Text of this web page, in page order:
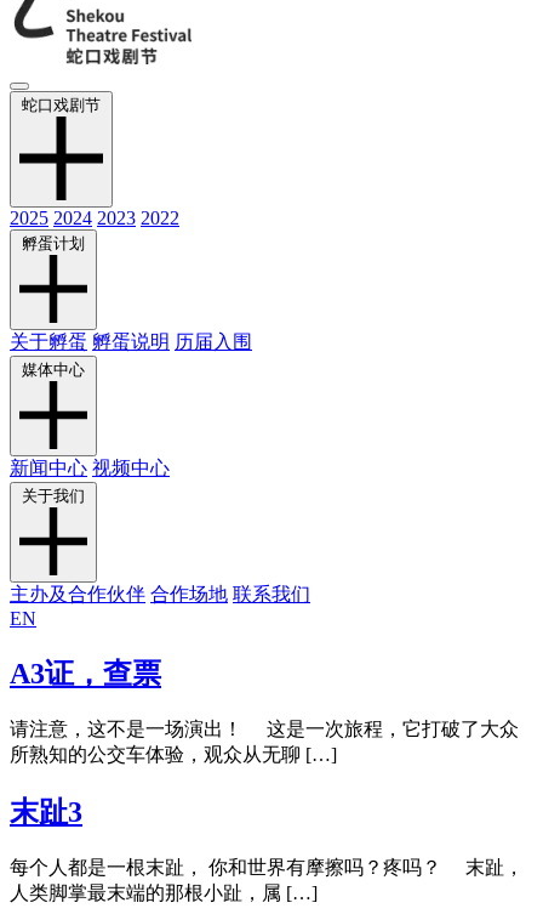
蛇口戏剧节
2025 2024 2023 2022
孵蛋计划
关于孵蛋 孵蛋说明 历届入围
媒体中心
新闻中心 视频中心
关于我们
主办及合作伙伴 合作场地 联系我们
EN
A3证，查票
请注意，这不是一场演出！ 这是一次旅程，它打破了大众
所熟知的公交车体验，观众从无聊 […]
末趾3
每个人都是一根末趾， 你和世界有摩擦吗？疼吗？ 末趾，
人类脚掌最末端的那根小趾，属 […]